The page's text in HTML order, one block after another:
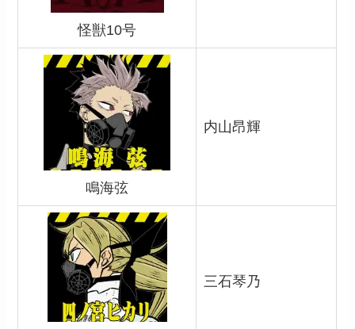
怪獣10号
鳴海弦
内山昂輝
三石琴乃